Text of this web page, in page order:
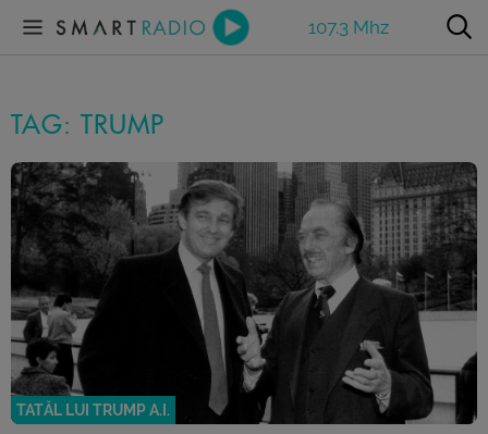
107.3 Mhz
TAG: TRUMP
TATĂL LUI TRUMP A.I.